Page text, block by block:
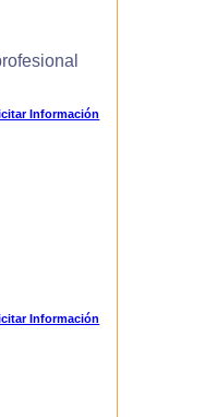
Información
Información